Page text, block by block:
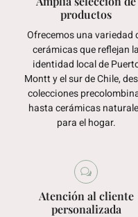
productos
Ofrecemos una variedad
cerámicas que reflejan la
identidad local de
Montt y el sur de Chile,
colecciones
hasta cerámicas
para el hogar.
Atención al cliente
personalizada